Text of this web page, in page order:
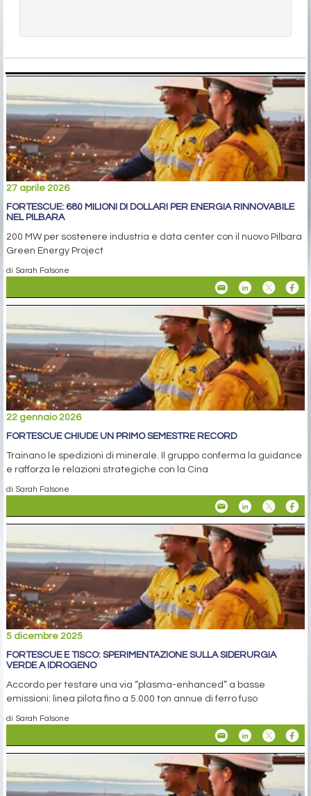
27 aprile 2026
FORTESCUE: 680 MILIONI DI DOLLARI PER ENERGIA RINNOVABILE
NEL PILBARA
200 MW per sostenere industria e data center con il nuovo Pilbara
Green Energy Project
di Sarah Falsone
22 gennaio 2026
FORTESCUE CHIUDE UN PRIMO SEMESTRE RECORD
Trainano le spedizioni di minerale. Il gruppo conferma la guidance
e rafforza le relazioni strategiche con la Cina
di Sarah Falsone
5 dicembre 2025
FORTESCUE E TISCO: SPERIMENTAZIONE SULLA SIDERURGIA
VERDE A IDROGENO
Accordo per testare una via “plasma-enhanced” a basse
emissioni: linea pilota fino a 5.000 ton annue di ferro fuso
di Sarah Falsone